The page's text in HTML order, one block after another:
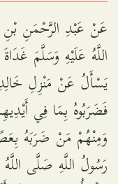
عَنْ عَبْدِ الرَّحْمَنِ
اللَّهُ عَلَيْهِ وَسَلَّمَ
يَسْأَلُ عَنْ مَنْزِلِ
فَضَرَبُوهُ بِمَا فِي
وَمِنْهُمْ مَنْ ضَرَبَهُ
رَسُولُ اللَّهِ صَلَّى